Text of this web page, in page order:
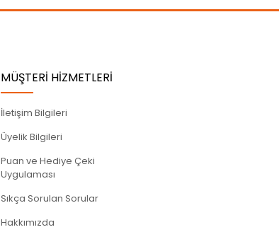
MÜŞTERİ HİZMETLERİ
İletişim Bilgileri
Üyelik Bilgileri
Puan ve Hediye Çeki
Uygulaması
Sıkça Sorulan Sorular
Hakkımızda